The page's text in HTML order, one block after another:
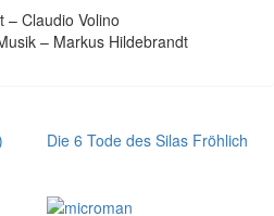
– Claudio Volino
– Markus Hildebrandt
Die 6 Tode des Silas Fröhlich